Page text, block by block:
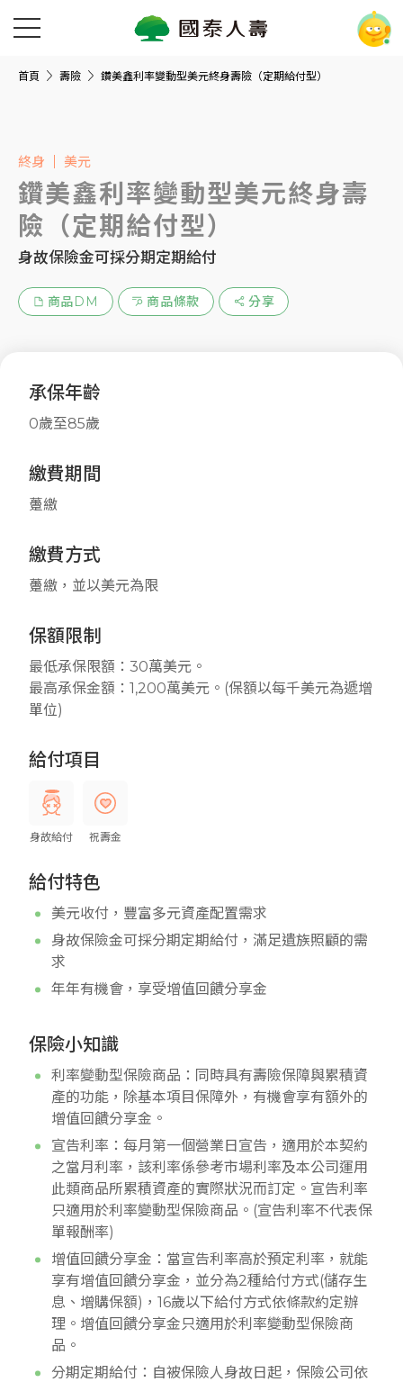
首頁 壽險 鑽美鑫利率變動型美元終身壽險（定期給付型）
終身 美元
鑽美鑫利率變動型美元終身壽
險（定期給付型）
身故保險金可採分期定期給付
商品DM 商品條款 分享
承保年齡
0歲至85歲
繳費期間
躉繳
繳費方式
躉繳，並以美元為限
保額限制
最低承保限額：30萬美元。
最高承保金額：1,200萬美元。(保額以每千美元為遞增
單位)
給付項目
身故給付 祝壽金
給付特色
美元收付，豐富多元資產配置需求
身故保險金可採分期定期給付，滿足遺族照顧的需
求
年年有機會，享受增值回饋分享金
保險小知識
利率變動型保險商品：同時具有壽險保障與累積資
產的功能，除基本項目保障外，有機會享有額外的
增值回饋分享金。
宣告利率：每月第一個營業日宣告，適用於本契約
之當月利率，該利率係參考市場利率及本公司運用
此類商品所累積資產的實際狀況而訂定。宣告利率
只適用於利率變動型保險商品。(宣告利率不代表保
單報酬率)
增值回饋分享金：當宣告利率高於預定利率，就能
享有增值回饋分享金，並分為2種給付方式(儲存生
息、增購保額)，16歲以下給付方式依條款約定辦
理。增值回饋分享金只適用於利率變動型保險商
品。
分期定期給付：自被保險人身故日起，保險公司依